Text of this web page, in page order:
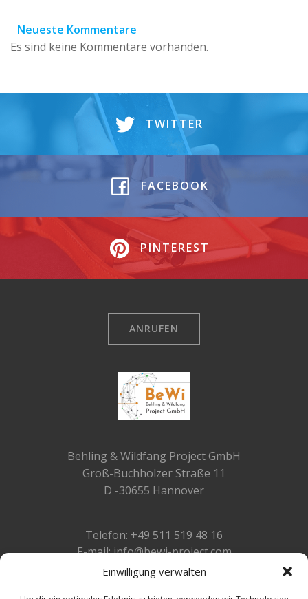
Einwilligung verwalten
Neueste Kommentare
Es sind keine Kommentare vorhanden.
TWITTER
FACEBOOK
PINTEREST
Behling & Wildfang Project GmbH
Groß-Buchholzer Straße 11
D -30655 Hannover
Telefon: +49 511 519 48 16
E-mail: info@bewi-project.com
ANRUFEN